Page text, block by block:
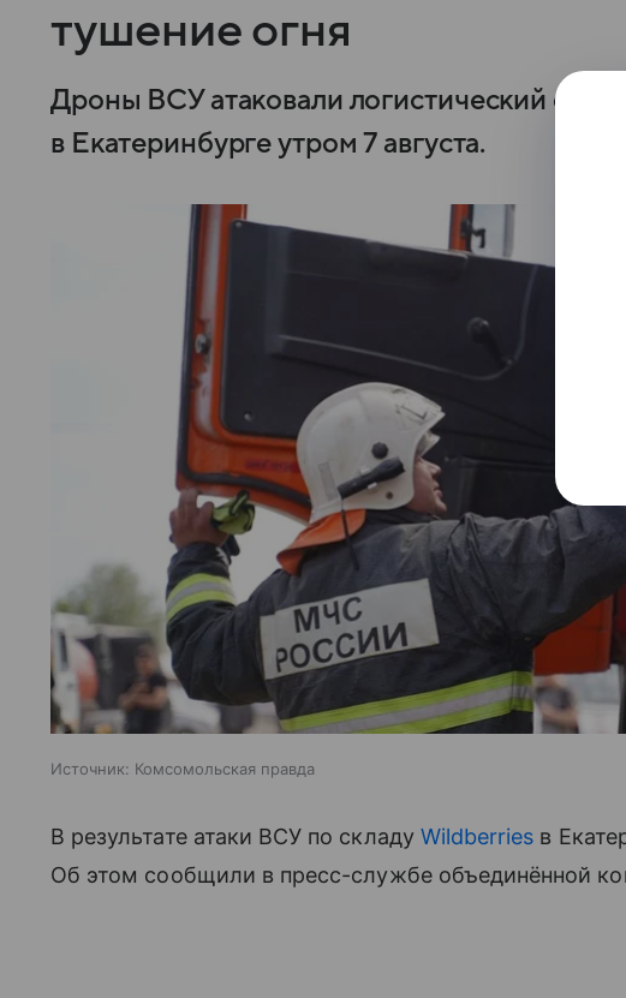
тушение огня
Дроны ВСУ атаковали логистический
в Екатеринбурге утром 7 августа.
Источник: Комсомольская правда
В результате атаки ВСУ по складу Wildberries в
Об этом сообщили в пресс-службе объединённой